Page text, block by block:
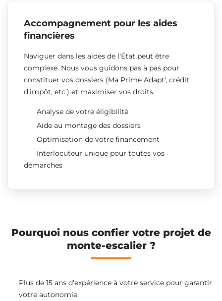
Accompagnement pour les aides
financières
Naviguer dans les aides de l'État peut être
complexe. Nous vous guidons pas à pas pour
constituer vos dossiers (Ma Prime Adapt', crédit
d'impôt, etc.) et maximiser vos droits.
Analyse de votre éligibilité
Aide au montage des dossiers
Optimisation de votre financement
Interlocuteur unique pour toutes vos
démarches
Pourquoi nous confier votre projet de
monte-escalier ?
Plus de 15 ans d'expérience à votre service pour garantir
votre autonomie.